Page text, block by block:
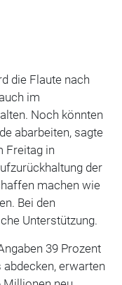
die Flaute nach
im
Noch könnten
abarbeiten, sagte
Freitag in
der
machen wie
Bei den
Unterstützung.
39 Prozent
erwarten